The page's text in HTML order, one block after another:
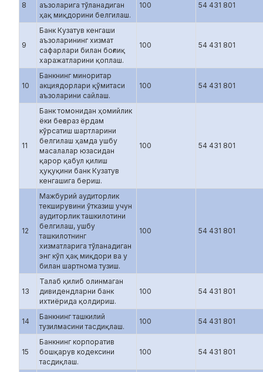
8
аъзоларига тўланадиган
ҳақ миқдорини белгилаш.
100 54 431 801
9
Банк Кузатув кенгаши
аъзоларининг хизмат
сафарлари билан боғлиқ
харажатларини қоплаш.
100 54 431 801
10
Банкнинг миноритар
акциядорлари қўмитаси
аъзоларини сайлаш.
100 54 431 801
11
Банк томонидан ҳомийлик
ёки беғараз ёрдам
кўрсатиш шартларини
белгилаш ҳамда ушбу
масалалар юзасидан
қарор қабул қилиш
ҳуқуқини банк Кузатув
кенгашига бериш.
100 54 431 801
12
Мажбурий аудиторлик
текширувини ўтказиш учун
аудиторлик ташкилотини
белгилаш, ушбу
ташкилотнинг
хизматларига тўланадиган
энг кўп ҳақ миқдори ва у
билан шартнома тузиш.
100 54 431 801
13
Талаб қилиб олинмаган
дивидендларни банк
ихтиёрида қолдириш.
100 54 431 801
14
Банкнинг ташкилий
тузилмасини тасдиқлаш.
100 54 431 801
15
Банкнинг корпоратив
бошқарув кодексини
тасдиқлаш.
100 54 431 801